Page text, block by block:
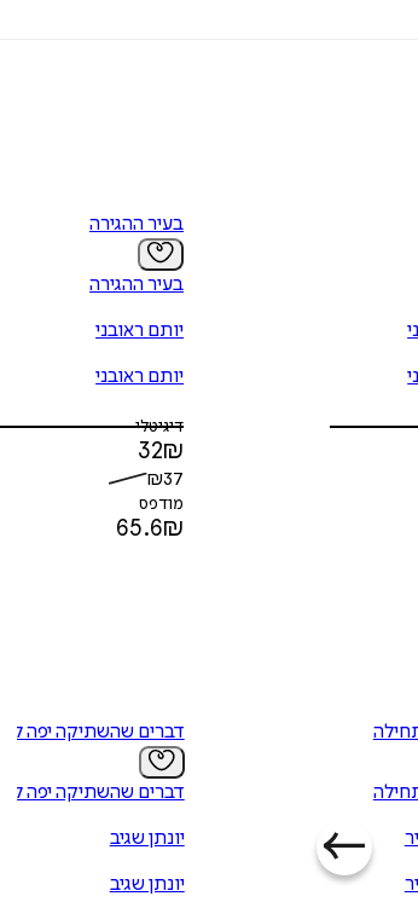
בעיר ההגירה
בעיר ההגירה
יותם ראובני
יותם ראובני
דיגיטלי
32₪
₪37
מודפס
65.6₪
דברים שהשתיקה יפה להם
דברים שהשתיקה יפה להם
יונתן שגיב
יונתן שגיב